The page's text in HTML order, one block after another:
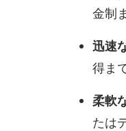
金制
迅速
得ま
柔軟
たは